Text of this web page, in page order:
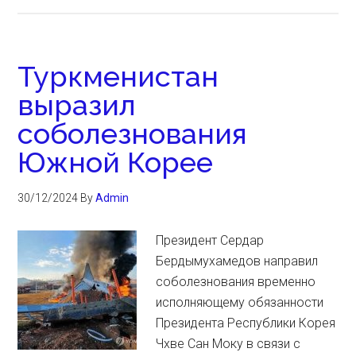
Туркменистан
выразил
соболезнования
Южной Корее
30/12/2024 ByAdmin
Президент Сердар
Бердымухамедов направил
соболезнования временно
исполняющему обязанности
Президента Республики Корея
Чхве Сан Моку в связи с